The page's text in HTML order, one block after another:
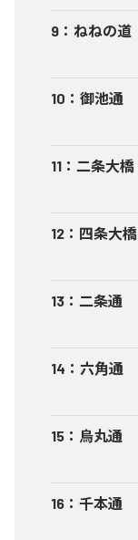
9 ： ねねの道
10 ： 御池通
11 ： 二条大橋
12 ： 四条大橋
13 ： 二条通
14 ： 六角通
15 ： 烏丸通
16 ： 千本通